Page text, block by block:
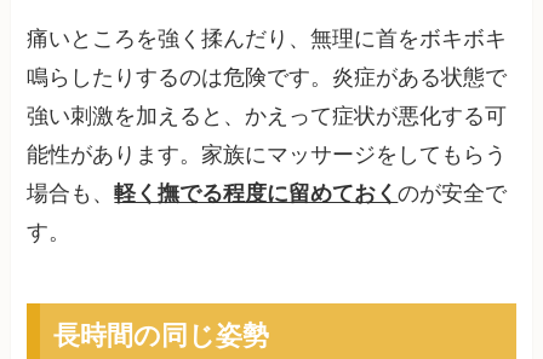
痛いところを強く揉んだり、無理に首をボキボキ
鳴らしたりするのは危険です。炎症がある状態で
強い刺激を加えると、かえって症状が悪化する可
能性があります。家族にマッサージをしてもらう
場合も、軽く撫でる程度に留めておくのが安全で
す。
長時間の同じ姿勢